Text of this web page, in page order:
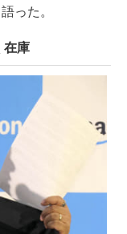
った。
庫